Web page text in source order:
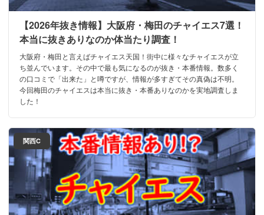
【2026年抜き情報】大阪府・梅田のチャイエス7選！
本当に抜きありなのか体当たり調査！
大阪府・梅田と言えばチャイエス天国！街中に様々なチャイエスが立
ち並んでいます。その中で最も気になるのが抜き・本番情報。数多く
の口コミで「出来た」と噂ですが、情報が多すぎてその真偽は不明。
今回梅田のチャイエスは本当に抜き・本番ありなのかを実地調査しま
した！
関西C